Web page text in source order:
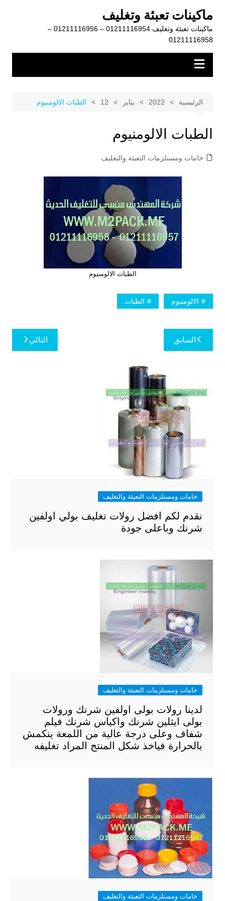
المحتوى
ماكينات تعبئة وتغليف
ماكينات تعبئة وتغليف 01211116954 – 01211116956 –
01211116958
الرئيسية 2022 يناير 12 الطبات الالومنيوم
الطبات الالومنيوم
خامات ومستلزمات التعبئة والتغليف
الطبات الالومنيوم
الالومنيوم الطبات
تصفّح
المقالات
السابق التالي
خامات ومستلزمات التعبئة والتغليف
نقدم لكم افضل رولات تغليف بولي اولفين
شرنك وباعلى جودة
خامات ومستلزمات التعبئة والتغليف
لدينا رولات بولى اولفين شرنك ورولات
بولى ايثلين شرنك واكياس شرنك فيلم
شفاف وعلى درجة عالية من اللمعة ينكمش
بالحرارة فياخذ شكل المنتج المراد تغليفه
خامات ومستلزمات التعبئة والتغليف